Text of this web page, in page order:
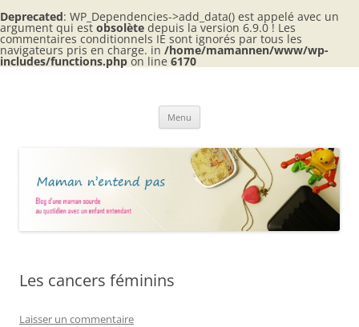
Deprecated: WP_Dependencies->add_data() est appelé avec un
argument qui est obsolète depuis la version 6.9.0 ! Les
commentaires conditionnels IE sont ignorés par tous les
navigateurs pris en charge. in /home/mamannen/www/wp-
includes/functions.php on line 6170
Aller
Menu
Les cancers féminins
Laisser un commentaire